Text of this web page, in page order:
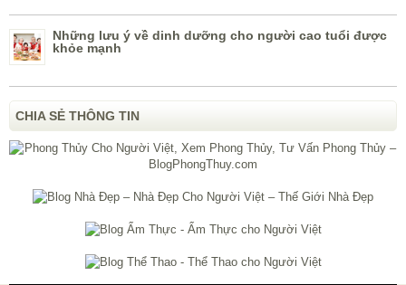
Những lưu ý về dinh dưỡng cho người cao tuổi được
khỏe mạnh
CHIA SẺ THÔNG TIN